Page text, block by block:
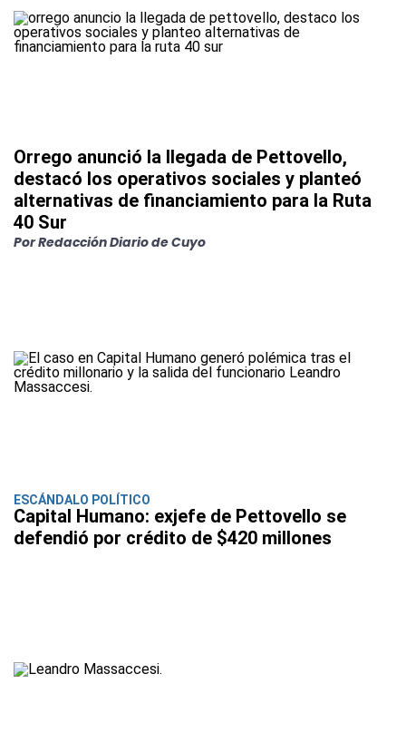
Orrego anunció la llegada de Pettovello,
destacó los operativos sociales y planteó
alternativas de financiamiento para la Ruta
40 Sur
Por Redacción Diario de Cuyo
ESCÁNDALO POLÍTICO
Capital Humano: exjefe de Pettovello se
defendió por crédito de $420 millones